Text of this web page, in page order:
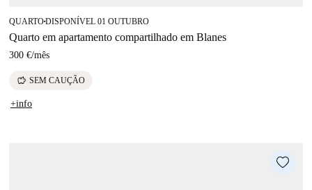
QUARTO■DISPONÍVEL 01 OUTUBRO
Quarto em apartamento compartilhado em Blanes
300 €/mês
savings SEM CAUÇÃO
+info